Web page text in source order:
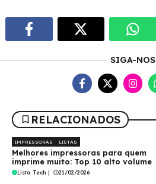
SIGA-NOS
RELACIONADOS
IMPRESSORAS LISTAS
Melhores impressoras para quem
imprime muito: Top 10 alto volume
Lista Tech | 21/02/2026